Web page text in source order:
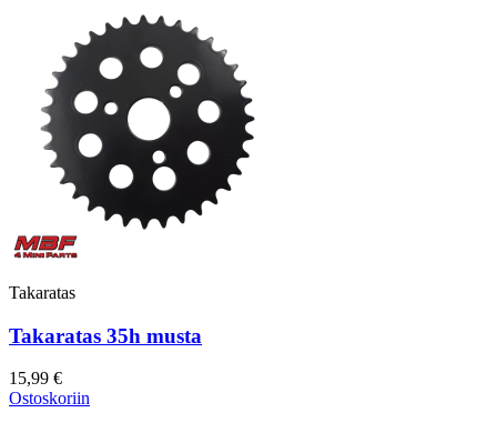
Takaratas
Takaratas 35h musta
15,99 €
Ostoskoriin